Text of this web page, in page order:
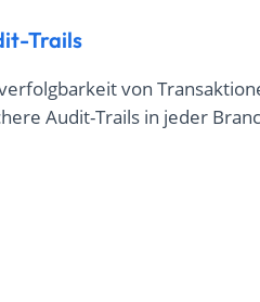
Trails
von
Audit-Trails in jeder